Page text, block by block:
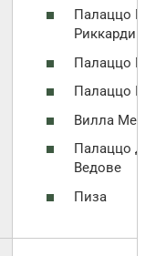
Палаццо
Риккарди
Палаццо
Палаццо
Вилла
Палаццо
Ведове
Пиза